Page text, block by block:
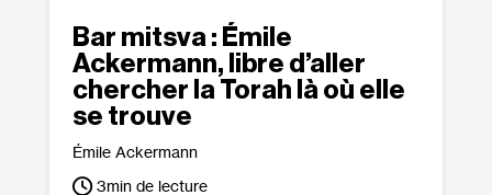
Bar mitsva : Émile
Ackermann, libre d’aller
chercher la Torah là où elle
se trouve
Émile Ackermann
3min de lecture